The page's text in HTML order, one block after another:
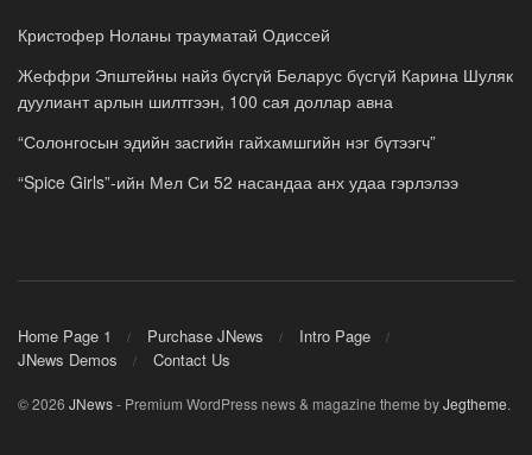
Кристофер Ноланы трауматай Одиссей
Жеффри Эпштейны найз бүсгүй Беларус бүсгүй Карина Шуляк
дуулиант арлын шилтгээн, 100 сая доллар авна
“Солонгосын эдийн засгийн гайхамшгийн нэг бүтээгч”
“Spice Girls”-ийн Мел Си 52 насандаа анх удаа гэрлэлээ
Home Page 1 Purchase JNews
Intro Page
JNews Demos
Contact Us
© 2026 JNews- Premium WordPress news & magazine theme byJegtheme.